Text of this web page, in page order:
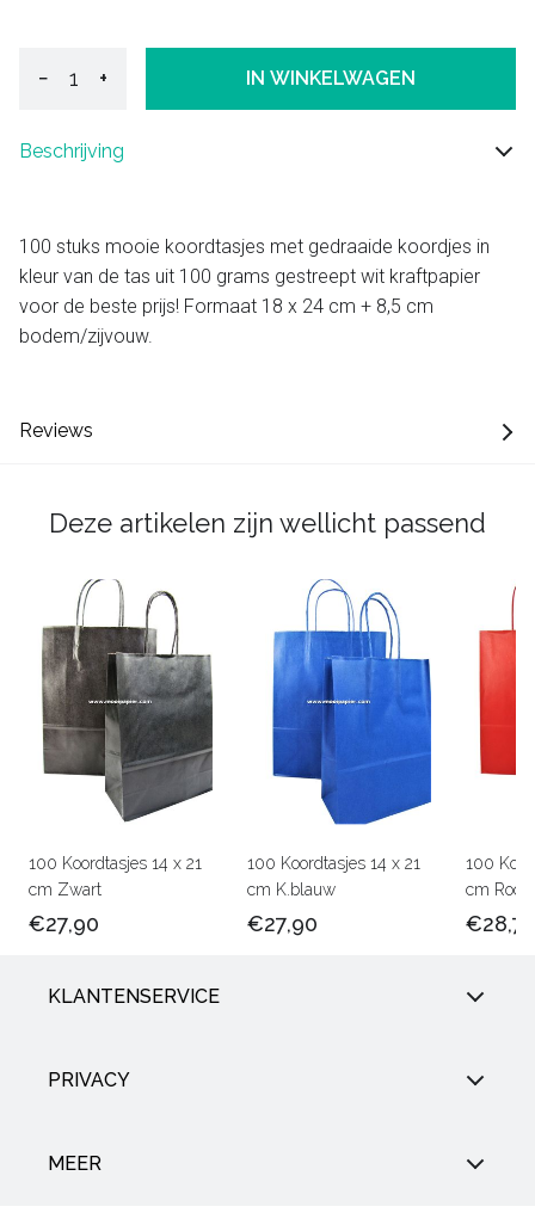
− + IN WINKELWAGEN
Beschrijving
100 stuks mooie koordtasjes met gedraaide koordjes in
kleur van de tas uit 100 grams gestreept wit kraftpapier
voor de beste prijs! Formaat 18 x 24 cm + 8,5 cm
bodem/zijvouw.
Reviews
Deze artikelen zijn wellicht passend
100 Koordtasjes 14 x 21
cm Zwart
€27,90
100 Koordtasjes 14 x 21
cm K.blauw
€27,90
100
cm Rood
€28,75
KLANTENSERVICE
PRIVACY
MEER